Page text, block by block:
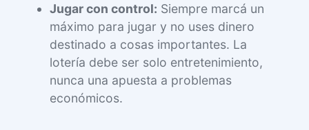
Jugar con control: Siempre marcá un
máximo para jugar y no uses dinero
destinado a cosas importantes. La
lotería debe ser solo entretenimiento,
nunca una apuesta a problemas
económicos.